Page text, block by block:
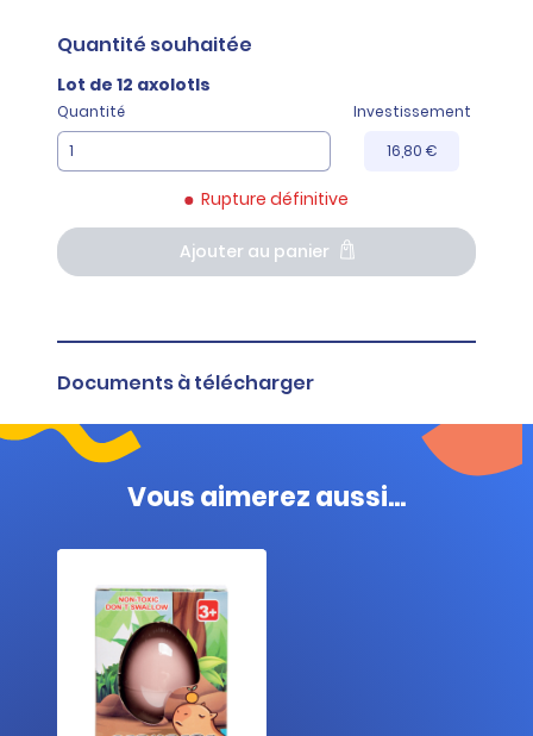
Quantité souhaitée
Lot de 12 axolotls
Quantité
Investissement
16,80 €
Rupture définitive
Ajouter au panier
Documents à télécharger
Fiche produit
Vous aimerez aussi...